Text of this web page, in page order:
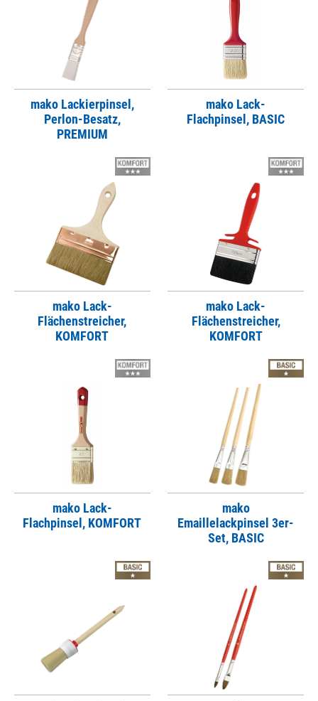
mako Lackierpinsel,
Perlon-Besatz,
PREMIUM
mako Lack-
Flachpinsel, BASIC
mako Lack-
Flächenstreicher,
KOMFORT
mako Lack-
Flächenstreicher,
KOMFORT
mako Lack-
Flachpinsel, KOMFORT
mako
Emaillelackpinsel 3er-
Set, BASIC